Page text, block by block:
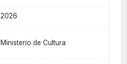
2026
Ministerio de Cultura